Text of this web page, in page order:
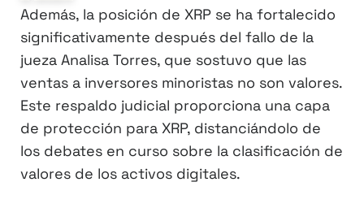
Además, la posición de XRP se ha fortalecido
significativamente después del fallo de la
jueza Analisa Torres, que sostuvo que las
ventas a inversores minoristas no son valores.
Este respaldo judicial proporciona una capa
de protección para XRP, distanciándolo de
los debates en curso sobre la clasificación de
valores de los activos digitales.